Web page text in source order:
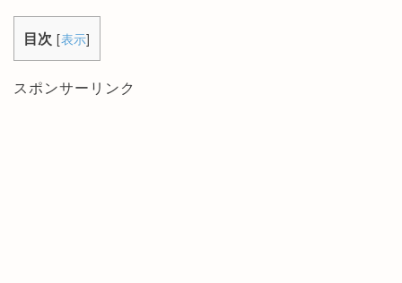
目次 [表示]
スポンサーリンク